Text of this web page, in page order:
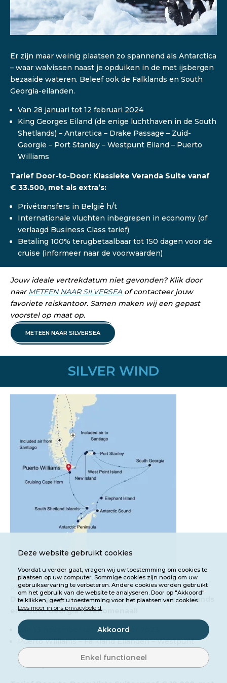
Er zijn maar weinig plaatsen zo spannend als Antarctica
– waar walvissen naast je opduiken in de met ijsbergen
bezaaide wateren. Beleef ook de Falklands en South
Georgia-eilanden.
Van 28 januari tot 12 februari 2024
King Georges Eiland (de enige luchthaven in de South
Shetlands) – Antarctica – Drake Passage – Zuid-
Georgië – Port Stanley – Westpunt Eiland – Puerto
Williams
Tarief Door-to-Door: Klassieke Veranda Suite vanaf
€ 33.500, met als extra’s:
Privétransfers in België h/t
Internationale vluchten inbegrepen in economy (of
verlaagd Business Class tarief)
Betaling 100% terugbetaalbaar tot 150 dagen voor de
cruise (informeer naar de voorwaarden)
Jouw ideale vertrekdatum niet gevonden? Klik door
naar METEEN NAAR SILVERSEA of contacteer jouw
favoriete reiskantoor. Samen maken wij een gepast
voorstel op maat op.
METEEN NAAR SILVERSEA
SILVER WIND
Klik om te vergroten.
Deze 18-daagse reis naar Antarctica via de Falklands
en South Georgia is fenomenaal!
Van 13 november tot 1 december 2023
Puerto Williams – Falkland Eilanden – Westpunt
Eiland – Port Stanley – Zuid-Georgië – Antarctica &
Zuidelijke Shetland Eilanden – Puerto Williams
Deze website gebruikt cookies
Voordat u verder gaat, vragen wij uw toestemming om cookies te
plaatsen op uw computer. Sommige cookies zijn nodig om uw
gebruikservaring te verbeteren. Andere cookies worden gebruikt
om het gebruik van de website te analyseren. Door op "Akkoord"
te klikken, geeft u toestemming voor het plaatsen van cookies.
Lees meer in ons privacybeleid.
Akkoord
Enkel functioneel